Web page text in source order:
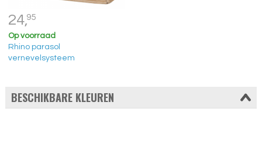
24,95
Op voorraad
Rhino parasol
vernevelsysteem
BESCHIKBARE KLEUREN